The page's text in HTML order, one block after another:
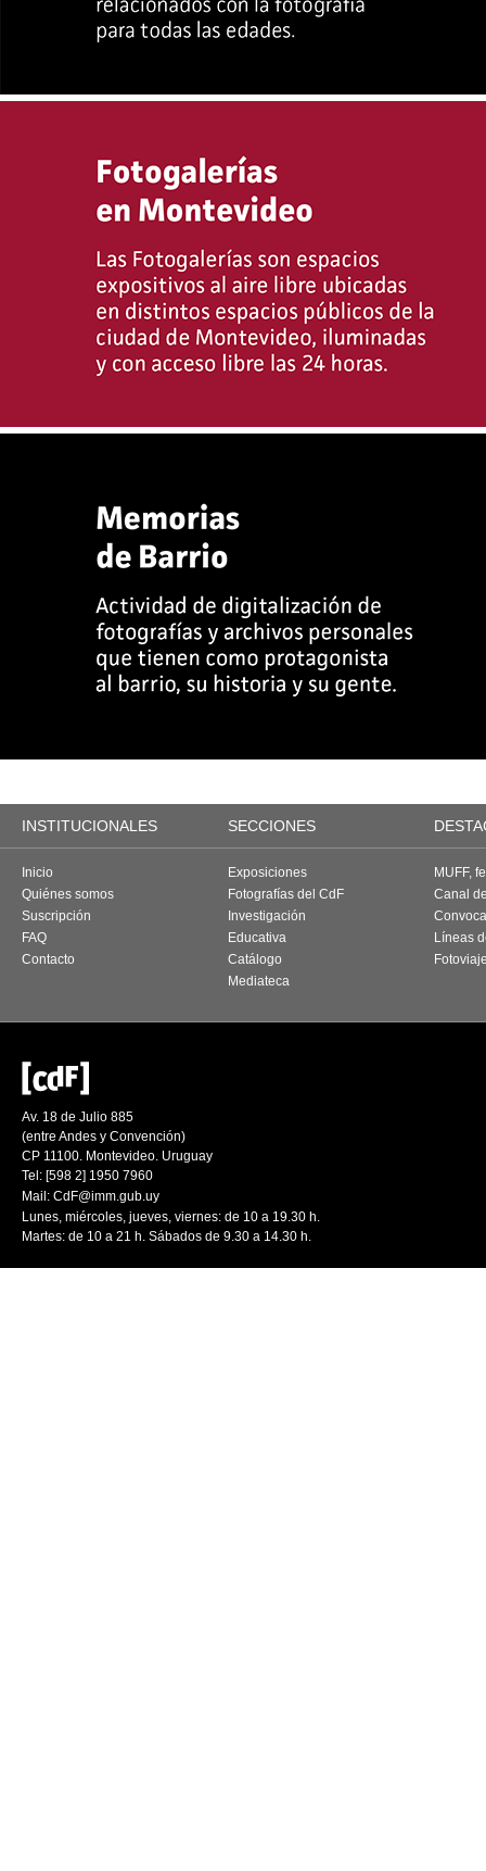
INSTITUCIONALES SECCIONES
Inicio
Quiénes somos
Suscripción
FAQ
Contacto
Exposiciones
Fotografías del CdF
Investigación
Educativa
Catálogo
Mediateca
MUFF,
Canal
Líneas
Av. 18 de Julio 885
(entre Andes y Convención)
CP 11100. Montevideo. Uruguay
Tel: [598 2] 1950 7960
Mail: CdF@imm.gub.uy
Lunes, miércoles, jueves, viernes: de 10 a 19.30 h.
Martes: de 10 a 21 h. Sábados de 9.30 a 14.30 h.